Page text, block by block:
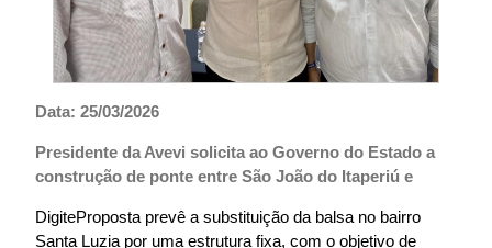
Data: 25/03/2026
Presidente da Avevi solicita ao Governo do Estado a
construção de ponte entre São João do Itaperiú e
DigiteProposta prevê a substituição da balsa no bairro
Santa Luzia por uma estrutura fixa, com o objetivo de